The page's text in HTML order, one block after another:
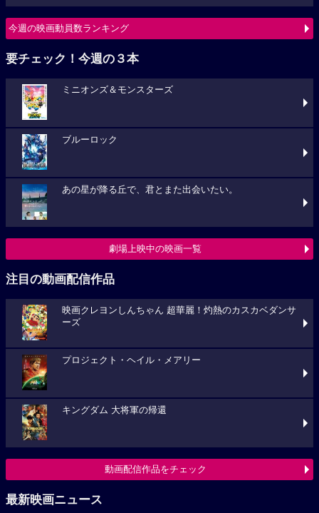
今週の映画動員数ランキング
要チェック！今週の３本
ミニオンズ＆モンスターズ
ブルーロック
あの星が降る丘で、君とまた出会いたい。
劇場上映中の映画一覧
注目の動画配信作品
映画クレヨンしんちゃん 超華麗！灼熱のカスカベダンサ
ーズ
プロジェクト・ヘイル・メアリー
キングダム 大将軍の帰還
動画配信作品をチェック
最新映画ニュース